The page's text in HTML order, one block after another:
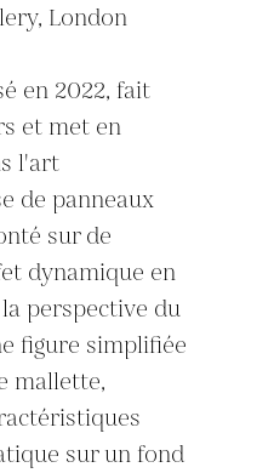
London
en 2022, fait
et met en
l'art
de panneaux
sur de
dynamique en
perspective du
figure simplifiée
mallette,
sur un fond